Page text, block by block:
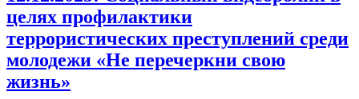
целях профилактики
террористических преступлений среди
молодежи «Не перечеркни свою
жизнь»